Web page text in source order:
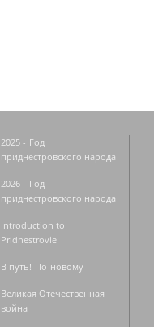
2025 - Год
приднестровского народа
2026 - Год
приднестровского народа
Introduction to
Pridnestrovie
В путь! По-новому
Великая Отечественная
война